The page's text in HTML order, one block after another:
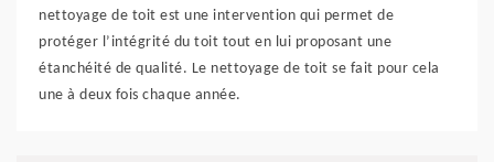
nettoyage de toit est une intervention qui permet de
protéger l’intégrité du toit tout en lui proposant une
étanchéité de qualité. Le nettoyage de toit se fait pour cela
une à deux fois chaque année.